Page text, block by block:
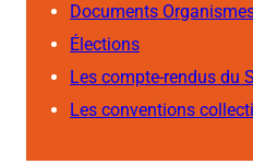
Documents
Élections
Les compte-rendus du
Les conventions